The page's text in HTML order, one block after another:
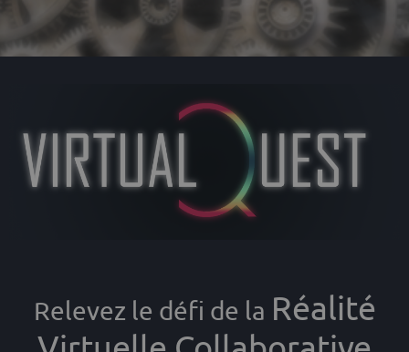
Relevez le défi de la Réalité